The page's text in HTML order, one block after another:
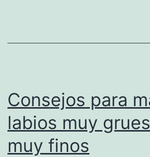
Consejos para
labios muy
muy finos